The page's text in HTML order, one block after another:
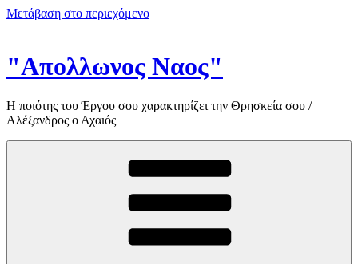
Μετάβαση στο περιεχόμενο
"Απολλωνος Ναος"
Η ποιότης του Έργου σου χαρακτηρίζει την Θρησκεία σου /
Αλέξανδρος ο Αχαιός